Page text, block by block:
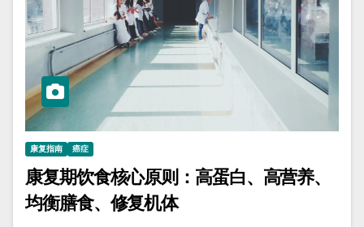
康复指南 癌症
康复期饮食核心原则：高蛋白、高营养、
均衡膳食、修复机体